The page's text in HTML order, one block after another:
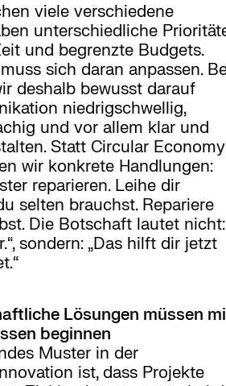
viele verschiedene
unterschiedliche
und begrenzte Budgets.
sich daran anpassen.
deshalb bewusst darauf
niedrigschwellig,
und vor allem klar und
Statt Circular Economy
wir konkrete Handlungen:
reparieren. Leihe dir
selten brauchst. Repariere
Die Botschaft lautet nicht:
sondern: „Das hilft dir jetzt
Lösungen müssen
beginnen
Muster in der
ist, dass Projekte